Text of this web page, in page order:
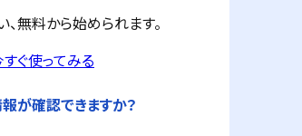
、無料から始められます。
ぐ使ってみる
が確認できますか？